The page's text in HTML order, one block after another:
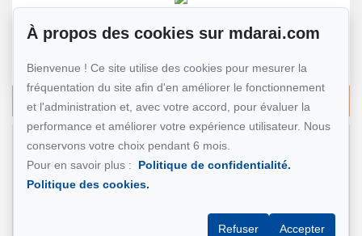
Courtier immobilier
514 924-7445
Écrivez-moi un courriel
À propos des cookies sur mdarai.com
Bienvenue ! Ce site utilise des cookies pour mesurer la
fréquentation du site afin d'en améliorer le fonctionnement
et l'administration et, avec votre accord, pour évaluer la
performance et améliorer votre expérience utilisateur. Nous
conservons votre choix pendant 6 mois.
Pour en savoir plus :
Politique de confidentialité.
Politique des cookies.
Refuser Accepter